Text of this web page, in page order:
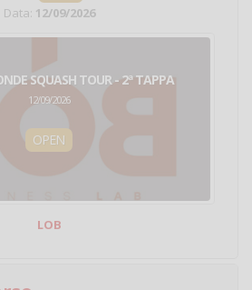
Data: 12/09/2026
SQUASH TOUR - 2ª TAPPA
12/09/2026
OPEN
LOB